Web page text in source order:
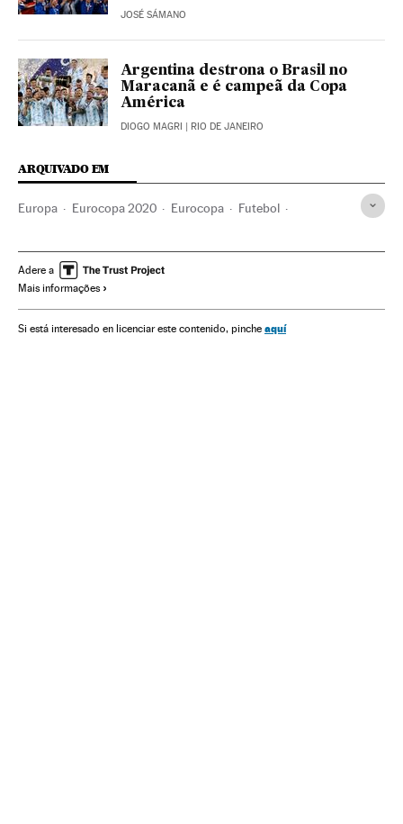
JOSÉ SÁMANO
Argentina destrona o Brasil no
Maracanã e é campeã da Copa
América
DIOGO MAGRI | RIO DE JANEIRO
ARQUIVADO EM
Europa Eurocopa 2020 Eurocopa Futebol
Seleção Futebol Bélgica Seleção inglesa
Seleção Espanhola
Seleção Futebol Portugal
Adere a
Mais informações
Si está interesado en licenciar este contenido, pinche aquí